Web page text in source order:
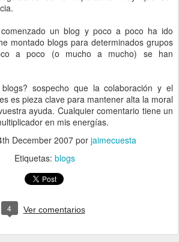
un blog y poco a poco ha ido
montado blogs para determinados grupos
a poco (o mucho a mucho) se han
sospecho que la colaboración y el
es pieza clave para mantener alta la moral
ayuda. Cualquier comentario tiene un
en mis energías.
December 2007por jaimecuesta
Etiquetas: blogs
4 Ver comentarios